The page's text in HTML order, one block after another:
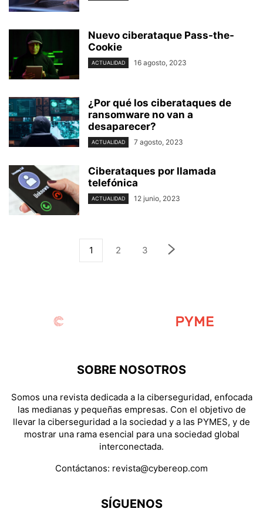
Nuevo ciberataque Pass-the-
Cookie
ACTUALIDAD 16 agosto, 2023
¿Por qué los ciberataques de
ransomware no van a
desaparecer?
ACTUALIDAD 7 agosto, 2023
Ciberataques por llamada
telefónica
ACTUALIDAD 12 junio, 2023
1 2 3
SOBRE NOSOTROS
Somos una revista dedicada a la ciberseguridad, enfocada
las medianas y pequeñas empresas. Con el objetivo de
llevar la ciberseguridad a la sociedad y a las PYMES, y de
mostrar una rama esencial para una sociedad global
interconectada.
Contáctanos: revista@cybereop.com
SÍGUENOS